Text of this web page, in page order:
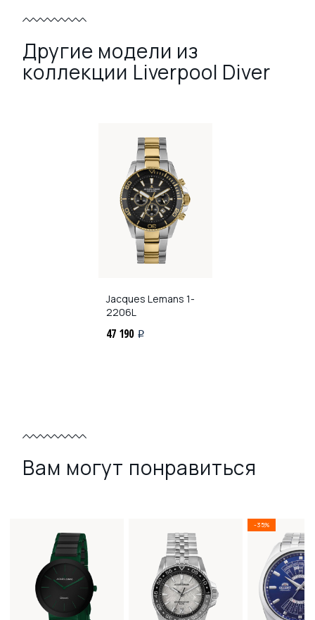
Другие модели из
коллекции Liverpool Diver
Jacques Lemans 1-
2206L
47 190 i
Вам могут понравиться
-35%